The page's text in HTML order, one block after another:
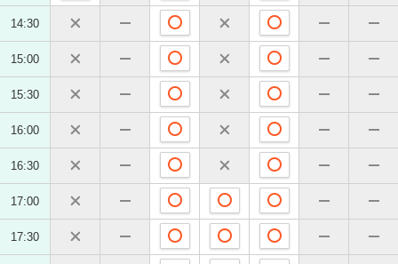
14:30
15:00
15:30
16:00
16:30
17:00
17:30